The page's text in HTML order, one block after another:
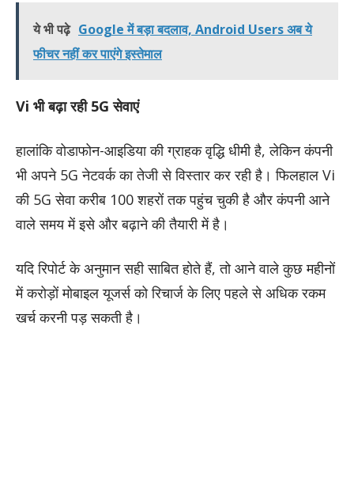
ये भी पढ़े Google में बड़ा बदलाव, Android Users अब ये
फीचर नहीं कर पाएंगे इस्तेमाल
Vi भी बढ़ा रही 5G सेवाएं
हालांकि वोडाफोन-आइडिया की ग्राहक वृद्धि धीमी है, लेकिन कंपनी
भी अपने 5G नेटवर्क का तेजी से विस्तार कर रही है। फिलहाल Vi
की 5G सेवा करीब 100 शहरों तक पहुंच चुकी है और कंपनी आने
वाले समय में इसे और बढ़ाने की तैयारी में है।
यदि रिपोर्ट के अनुमान सही साबित होते हैं, तो आने वाले कुछ महीनों
में करोड़ों मोबाइल यूजर्स को रिचार्ज के लिए पहले से अधिक रकम
खर्च करनी पड़ सकती है।